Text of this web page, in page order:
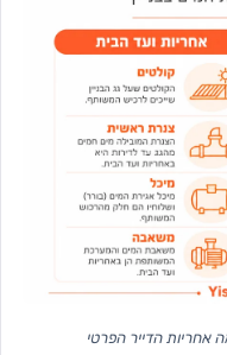
אחריות הדייר הפרטי